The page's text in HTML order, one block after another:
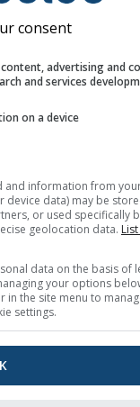
consent
advertising and
and services
on a device
and information from
device data) may be
or used specifically
geolocation data.
data on the basis of
your options
in the site menu to
settings.